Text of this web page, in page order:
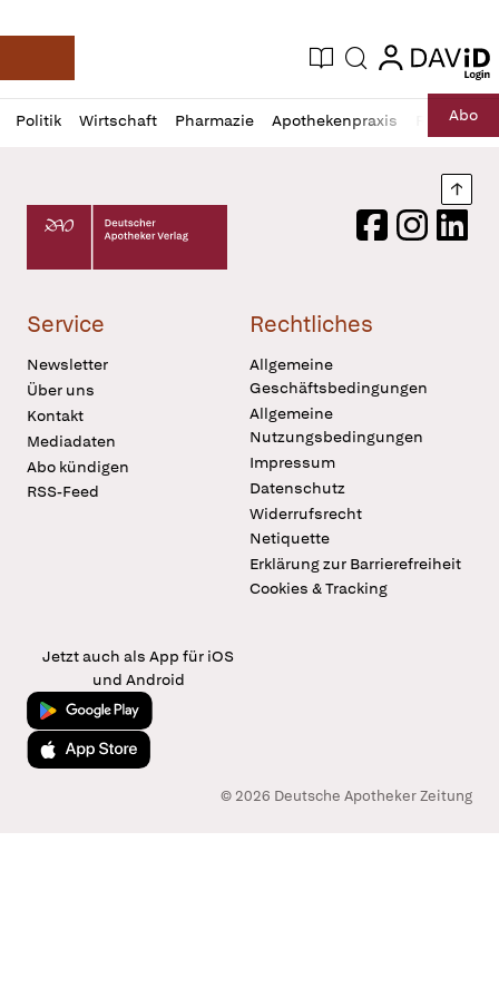
Deutsche Apotheker Zeitung
Aktuelle Ausgabe
Suche login
login
Politik Wirtschaft Pharmazie Apothekenpraxis RechtAbo
Profil
öffnen
Daz
Pur
Deutscher Apotheker Verlag Logo
FacebookInstagram
Service
Newsletter
Über uns
Kontakt
Mediadaten
Abo kündigen
RSS-Feed
Rechtliches
Allgemeine
Geschäftsbedingungen
Allgemeine
Nutzungsbedingungen
Impressum
Datenschutz
Widerrufsrecht
Netiquette
Erklärung zur Barrierefreiheit
Cookies & Tracking
Jetzt auch als App für iOS
und Android
Jetzt bei Google Play
Laden im App Store
© 2026 Deutsche Apotheker Zeitung